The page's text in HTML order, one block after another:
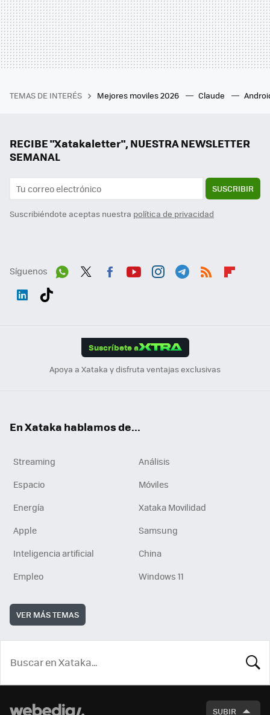
TEMAS DE INTERÉS Mejores moviles 2026 Claude
RECIBE "Xatakaletter", NUESTRA NEWSLETTER
SEMANAL
SUSCRIBIR
Suscribiéndote aceptas nuestra política de privacidad
Síguenos
Suscríbete a
Apoya a Xataka y disfruta ventajas exclusivas
En Xataka hablamos de...
Streaming
Análisis
Espacio
Móviles
Energía
Xataka Movilidad
Apple
Samsung
Inteligencia artificial
China
Empleo
Windows 11
VER MÁS TEMAS
SUBIR